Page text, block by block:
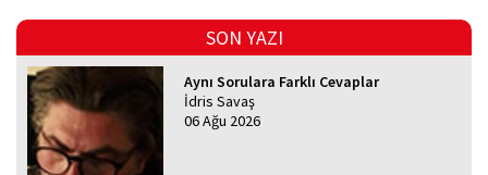
SON YAZI
Aynı Sorulara Farklı Cevaplar
İdris Savaş
06 Ağu 2026